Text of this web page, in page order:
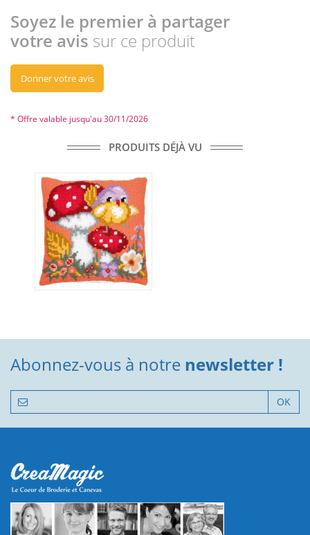
Soyez le premier à partager
votre avis sur ce produit
Donner votre avis
* Offre valable jusqu'au 30/11/2026
PRODUITS DÉJÀ VU
Abonnez-vous à notre newsletter !
OK